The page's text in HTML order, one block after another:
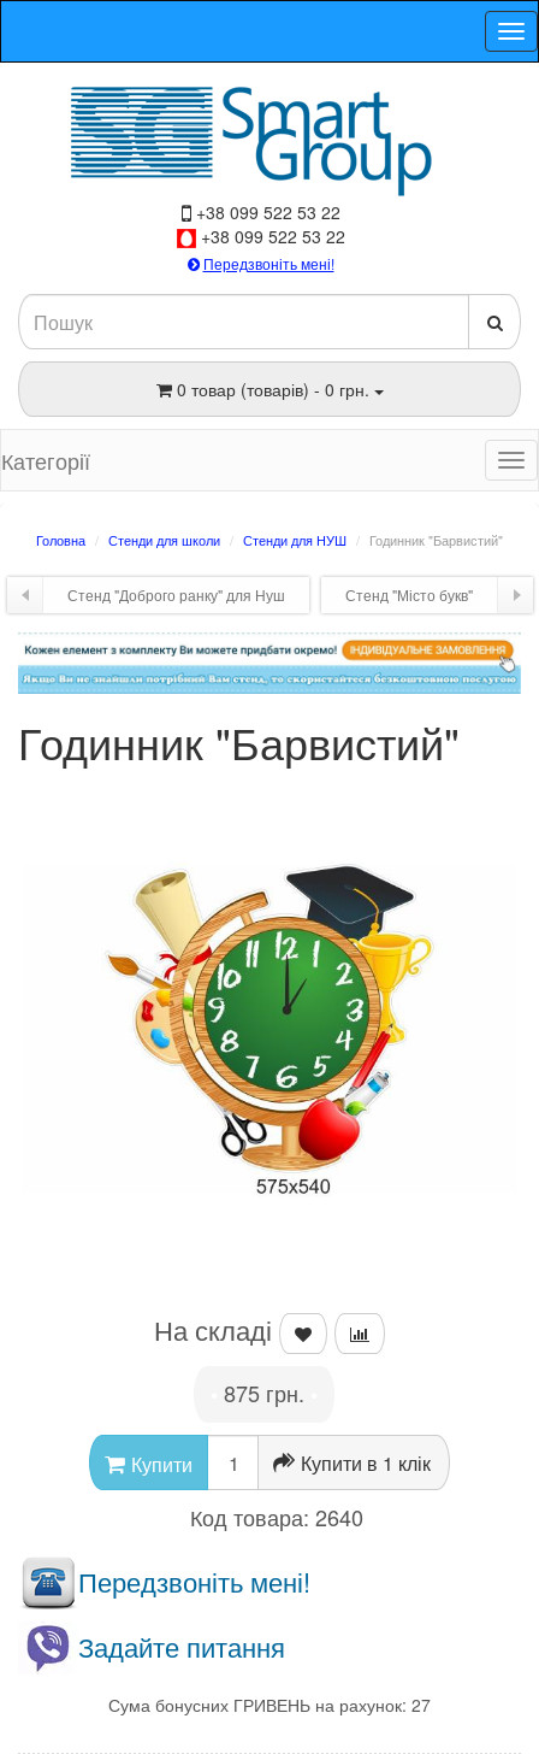
+38 099 522 53 22
+38 099 522 53 22
Передзвоніть мені!
0 товар (товарів) - 0 грн.
Категорії
Головна Стенди для школи Стенди для НУШ Годинник "Барвистий"
Стенд "Доброго ранку" для Нуш Стенд "Місто букв"
Годинник "Барвистий"
На складі
875 грн.
Купити Купити в 1 клік
Код товара: 2640
Передзвоніть мені!
Задайте питання
Сума бонусних ГРИВЕНЬ на рахунок: 27